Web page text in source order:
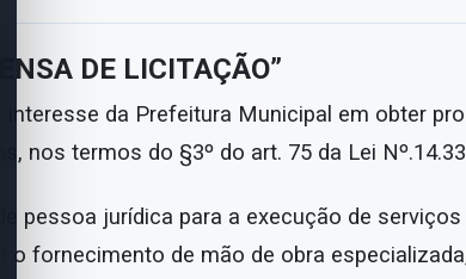
DE LICITAÇÃO”
interesse da Prefeitura Municipal em obter
nos termos do §3º do art. 75 da Lei
pessoa jurídica para a execução de
o fornecimento de mão de obra